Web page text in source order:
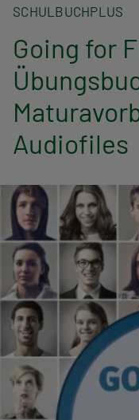
d
n
a
v
i
g
a
t
i
o
n
SCHULBUCHPLUS
Going for
Audiofiles